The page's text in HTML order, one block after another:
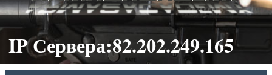
IP Сервера:82.202.249.165